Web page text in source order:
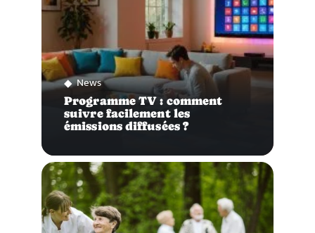
News
Programme TV : comment
suivre facilement les
émissions diffusées ?